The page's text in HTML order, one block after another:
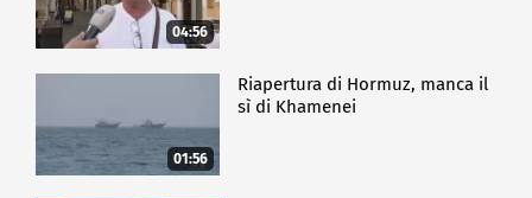
04:56
01:56
Riapertura di Hormuz, manca il
sì di Khamenei